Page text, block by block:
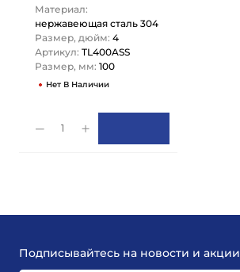
TITAN LOCK
Материал:
нержавеющая сталь 304
Размер, дюйм: 4
Артикул: TL400ASS
Размер, мм: 100
Нет В Наличии
1
Подписывайтесь на новости и акции